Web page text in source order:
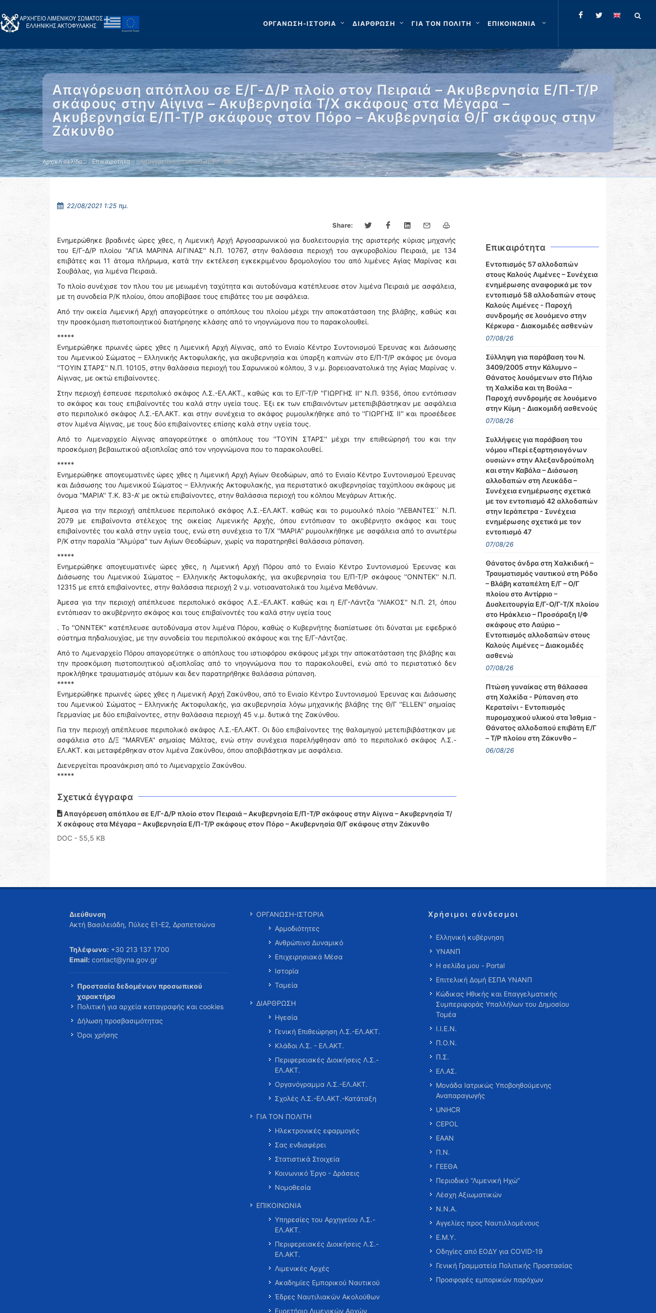
ΟΡΓΑΝΩΣΗ-ΙΣΤΟΡΙΑ ΔΙΑΡΘΡΩΣΗ ΓΙΑ ΤΟΝ ΠΟΛΙΤΗ ΕΠΙΚΟΙΝΩΝΙΑ
Απαγόρευση απόπλου σε Ε/Γ-Δ/Ρ πλοίο στον Πειραιά – Ακυβερνησία Ε/Π-Τ/Ρ
σκάφους στην Αίγινα – Ακυβερνησία Τ/Χ σκάφους στα Μέγαρα –
Ακυβερνησία Ε/Π-Τ/Ρ σκάφους στον Πόρο – Ακυβερνησία Θ/Γ σκάφους στην
Ζάκυνθο
Αρχική σελίδα Επικαιρότητα Απαγόρευση απόπλου σε Ε/Γ-Δ/Ρ …
22/08/2021 1:25 πμ.
Share:
Ενημερώθηκε βραδινές ώρες χθες, η Λιμενική Αρχή Αργοσαρωνικού για δυσλειτουργία της αριστερής κύριας μηχανής
του Ε/Γ-Δ/Ρ πλοίου ''ΑΓΙΑ ΜΑΡΙΝΑ ΑΙΓΙΝΑΣ'' Ν.Π. 10767, στην θαλάσσια περιοχή του αγκυροβολίου Πειραιά, με 134
επιβάτες και 11 άτομα πλήρωμα, κατά την εκτέλεση εγκεκριμένου δρομολογίου του από λιμένες Αγίας Μαρίνας και
Σουβάλας, για λιμένα Πειραιά.
Το πλοίο συνέχισε τον πλου του με μειωμένη ταχύτητα και αυτοδύναμα κατέπλευσε στον λιμένα Πειραιά με ασφάλεια,
με τη συνοδεία Ρ/Κ πλοίου, όπου αποβίβασε τους επιβάτες του με ασφάλεια.
Από την οικεία Λιμενική Αρχή απαγορεύτηκε ο απόπλους του πλοίου μέχρι την αποκατάσταση της βλάβης, καθώς και
την προσκόμιση πιστοποιητικού διατήρησης κλάσης από το νηογνώμονα που το παρακολουθεί.
*****
Ενημερώθηκε πρωινές ώρες χθες η Λιμενική Αρχή Αίγινας, από το Ενιαίο Κέντρο Συντονισμού Έρευνας και Διάσωσης
του Λιμενικού Σώματος – Ελληνικής Ακτοφυλακής, για ακυβερνησία και ύπαρξη καπνών στο Ε/Π-Τ/Ρ σκάφος με όνομα
''ΤΟΥΙΝ ΣΤΑΡΣ'' Ν.Π. 10105, στην θαλάσσια περιοχή του Σαρωνικού κόλπου, 3 ν.μ. βορειοανατολικά της Αγίας Μαρίνας ν.
Αίγινας, με οκτώ επιβαίνοντες.
Στην περιοχή έσπευσε περιπολικό σκάφος Λ.Σ.-ΕΛ.ΑΚΤ., καθώς και το Ε/Γ-Τ/Ρ ''ΓΙΩΡΓΗΣ ΙΙ'' Ν.Π. 9356, όπου εντόπισαν
το σκάφος και τους επιβαίνοντές του καλά στην υγεία τους. Έξι εκ των επιβαινόντων μετεπιβιβάστηκαν με ασφάλεια
στο περιπολικό σκάφος Λ.Σ.-ΕΛ.ΑΚΤ. και στην συνέχεια το σκάφος ρυμουλκήθηκε από το ''ΓΙΩΡΓΗΣ ΙΙ'' και προσέδεσε
στον λιμένα Αίγινας, με τους δύο επιβαίνοντες επίσης καλά στην υγεία τους.
Από το Λιμεναρχείο Αίγινας απαγορεύτηκε ο απόπλους του ''ΤΟΥΙΝ ΣΤΑΡΣ'' μέχρι την επιθεώρησή του και την
προσκόμιση βεβαιωτικού αξιοπλοΐας από τον νηογνώμονα που το παρακολουθεί.
*****
Ενημερώθηκε απογευματινές ώρες χθες η Λιμενική Αρχή Αγίων Θεοδώρων, από το Ενιαίο Κέντρο Συντονισμού Έρευνας
και Διάσωσης του Λιμενικού Σώματος – Ελληνικής Ακτοφυλακής, για περιστατικό ακυβερνησίας ταχύπλοου σκάφους με
όνομα ''ΜΑΡΙΑ'' Τ.Κ. 83-Α' με οκτώ επιβαίνοντες, στην θαλάσσια περιοχή του κόλπου Μεγάρων Αττικής.
Άμεσα για την περιοχή απέπλευσε περιπολικό σκάφος Λ.Σ.-ΕΛ.ΑΚΤ. καθώς και το ρυμουλκό πλοίο ''ΛΕΒΑΝΤΕΣ΄΄ Ν.Π.
2079 με επιβαίνοντα στέλεχος της οικείας Λιμενικής Αρχής, όπου εντόπισαν το ακυβέρνητο σκάφος και τους
επιβαίνοντές του καλά στην υγεία τους, ενώ στη συνέχεια το Τ/Χ ''ΜΑΡΙΑ'' ρυμουλκήθηκε με ασφάλεια από το ανωτέρω
Ρ/Κ στην παραλία ''Αλμύρα'' των Αγίων Θεοδώρων, χωρίς να παρατηρηθεί θαλάσσια ρύπανση.
*****
Ενημερώθηκε απογευματινές ώρες χθες, η Λιμενική Αρχή Πόρου από το Ενιαίο Κέντρο Συντονισμού Έρευνας και
Διάσωσης του Λιμενικού Σώματος – Ελληνικής Ακτοφυλακής, για ακυβερνησία του Ε/Π-Τ/Ρ σκάφους ''ΟΝΝΤΕΚ'' Ν.Π.
12315 με επτά επιβαίνοντες, στην θαλάσσια περιοχή 2 ν.μ. νοτιοανατολικά του λιμένα Μεθάνων.
Άμεσα για την περιοχή απέπλευσε περιπολικό σκάφος Λ.Σ.-ΕΛ.ΑΚΤ. καθώς και η Ε/Γ-Λάντζα ''ΛΙΑΚΟΣ'' Ν.Π. 21, όπου
εντόπισαν το ακυβέρνητο σκάφος και τους επιβαίνοντές του καλά στην υγεία τους
. Το ''ΟΝΝΤΕΚ'' κατέπλευσε αυτοδύναμα στον λιμένα Πόρου, καθώς ο Κυβερνήτης διαπίστωσε ότι δύναται με εφεδρικό
σύστημα πηδαλιουχίας, με την συνοδεία του περιπολικού σκάφους και της Ε/Γ-Λάντζας.
Από το Λιμεναρχείο Πόρου απαγορεύτηκε ο απόπλους του ιστιοφόρου σκάφους μέχρι την αποκατάσταση της βλάβης και
την προσκόμιση πιστοποιητικού αξιοπλοΐας από το νηογνώμονα που το παρακολουθεί, ενώ από το περιστατικό δεν
προκλήθηκε τραυματισμός ατόμων και δεν παρατηρήθηκε θαλάσσια ρύπανση.
*****
Ενημερώθηκε πρωινές ώρες χθες η Λιμενική Αρχή Ζακύνθου, από το Ενιαίο Κέντρο Συντονισμού Έρευνας και Διάσωσης
του Λιμενικού Σώματος – Ελληνικής Ακτοφυλακής, για ακυβερνησία λόγω μηχανικής βλάβης της Θ/Γ ''ELLEN'' σημαίας
Γερμανίας με δύο επιβαίνοντες, στην θαλάσσια περιοχή 45 ν.μ. δυτικά της Ζακύνθου.
Για την περιοχή απέπλευσε περιπολικό σκάφος Λ.Σ.-ΕΛ.ΑΚΤ. Οι δύο επιβαίνοντες της θαλαμηγού μετεπιβιβάστηκαν με
ασφάλεια στο Δ/Ξ ''MARVEA'' σημαίας Μάλτας, ενώ στην συνέχεια παρελήφθησαν από το περιπολικό σκάφος Λ.Σ.-
ΕΛ.ΑΚΤ. και μεταφέρθηκαν στον λιμένα Ζακύνθου, όπου αποβιβάστηκαν με ασφάλεια.
Διενεργείται προανάκριση από το Λιμεναρχείο Ζακύνθου.
*****
Σχετικά έγγραφα
Απαγόρευση απόπλου σε Ε/Γ-Δ/Ρ πλοίο στον Πειραιά – Ακυβερνησία Ε/Π-Τ/Ρ σκάφους στην Αίγινα – Ακυβερνησία Τ/
Χ σκάφους στα Μέγαρα – Ακυβερνησία Ε/Π-Τ/Ρ σκάφους στον Πόρο – Ακυβερνησία Θ/Γ σκάφους στην Ζάκυνθο
DOC - 55,5 KB
Επικαιρότητα
Εντοπισμός 57 αλλοδαπών
στους Καλούς Λιμένες – Συνέχεια
ενημέρωσης αναφορικά με τον
εντοπισμό 58 αλλοδαπών στους
Καλούς Λιμένες - Παροχή
συνδρομής σε λουόμενο στην
Κέρκυρα - Διακομιδές ασθενών
07/08/26
Σύλληψη για παράβαση του Ν.
3409/2005 στην Κάλυμνο –
Θάνατος λουόμενων στο Πήλιο
τη Χαλκίδα και τη Βούλα –
Παροχή συνδρομής σε λουόμενο
στην Κύμη - Διακομιδή ασθενούς
07/08/26
Συλλήψεις για παράβαση του
νόμου «Περί εξαρτησιογόνων
ουσιών» στην Αλεξανδρούπολη
και στην Καβάλα – Διάσωση
αλλοδαπών στη Λευκάδα –
Συνέχεια ενημέρωσης σχετικά
με τον εντοπισμό 42 αλλοδαπών
στην Ιεράπετρα - Συνέχεια
ενημέρωσης σχετικά με τον
εντοπισμό 47
07/08/26
Θάνατος άνδρα στη Χαλκιδική –
Τραυματισμός ναυτικού στη Ρόδο
– Βλάβη καταπέλτη Ε/Γ – Ο/Γ
πλοίου στο Αντίρριο –
Δυσλειτουργία Ε/Γ-Ο/Γ-Τ/Χ πλοίου
στο Ηράκλειο – Προσάραξη Ι/Φ
σκάφους στο Λαύριο –
Εντοπισμός αλλοδαπών στους
Καλούς Λιμένες – Διακομιδές
ασθενώ
07/08/26
Πτώση γυναίκας στη θάλασσα
στη Χαλκίδα - Ρύπανση στο
Κερατσίνι - Εντοπισμός
πυρομαχικού υλικού στα Ίσθμια -
Θάνατος αλλοδαπού επιβάτη Ε/Γ
– Τ/Ρ πλοίου στη Ζάκυνθο –
06/08/26
Διεύθυνση
Ακτή Βασιλειάδη, Πύλες Ε1-Ε2, Δραπετσώνα
Τηλέφωνο: +30 213 137 1700
Email: contact@yna.gov.gr
Προστασία δεδομένων προσωπικού
χαρακτήρα
Πολιτική για αρχεία καταγραφής και cookies
Δήλωση προσβασιμότητας
Όροι χρήσης
ΟΡΓΑΝΩΣΗ-ΙΣΤΟΡΙΑ
Αρμοδιότητες
Ανθρώπινο Δυναμικό
Επιχειρησιακά Μέσα
Ιστορία
Ταμεία
ΔΙΑΡΘΡΩΣΗ
Ηγεσία
Γενική Επιθεώρηση Λ.Σ.-ΕΛ.ΑΚΤ.
Κλάδοι Λ.Σ. - ΕΛ.ΑΚΤ.
Περιφερειακές Διοικήσεις Λ.Σ.-
ΕΛ.ΑΚΤ.
Οργανόγραμμα Λ.Σ.-ΕΛ.ΑΚΤ.
Σχολές Λ.Σ.-ΕΛ.ΑΚΤ.-Κατάταξη
ΓΙΑ ΤΟΝ ΠΟΛΙΤΗ
Ηλεκτρονικές εφαρμογές
Σας ενδιαφέρει
Στατιστικά Στοιχεία
Κοινωνικό Έργο - Δράσεις
Νομοθεσία
ΕΠΙΚΟΙΝΩΝΙΑ
Υπηρεσίες του Αρχηγείου Λ.Σ.-
ΕΛ.ΑΚΤ.
Περιφερειακές Διοικήσεις Λ.Σ.-
ΕΛ.ΑΚΤ.
Λιμενικές Αρχές
Ακαδημίες Εμπορικού Ναυτικού
Έδρες Ναυτιλιακών Ακολούθων
Ευρετήριο Λιμενικών Αρχών
Χρήσιμοι σύνδεσμοι
Ελληνική κυβέρνηση
ΥΝΑΝΠ
Η σελίδα μου - Portal
Επιτελική Δομή ΕΣΠΑ ΥΝΑΝΠ
Κώδικας Ηθικής και Επαγγελματικής
Συμπεριφοράς Υπαλλήλων του Δημοσίου
Τομέα
Ι.Ι.Ε.Ν.
Π.Ο.Ν.
Π.Σ.
ΕΛ.ΑΣ.
Μονάδα Ιατρικώς Υποβοηθούμενης
Αναπαραγωγής
UNHCR
CEPOL
ΕΑΑΝ
Π.Ν.
ΓΕΕΘΑ
Περιοδικό “Λιμενική Ηχώ”
Λέσχη Αξιωματικών
Ν.Ν.Α.
Αγγελίες προς Ναυτιλλομένους
Ε.Μ.Υ.
Οδηγίες από ΕΟΔΥ για COVID-19
Γενική Γραμματεία Πολιτικής Προστασίας
Προσφορές εμπορικών παρόχων